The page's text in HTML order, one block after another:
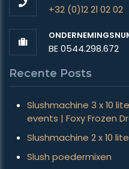
+32 (0)12 21 02 02
BE 0544.298.672
Recente Posts
Slushmachine 3 x 10
events | Foxy Frozen
Slushmachine 2 x 10
Slush poedermixen